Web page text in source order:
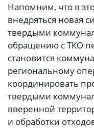
Напомним, что в
внедряться новая
твердыми
обращению с ТКО
становится
региональному
координировать
твердыми
вверенной
и обработки